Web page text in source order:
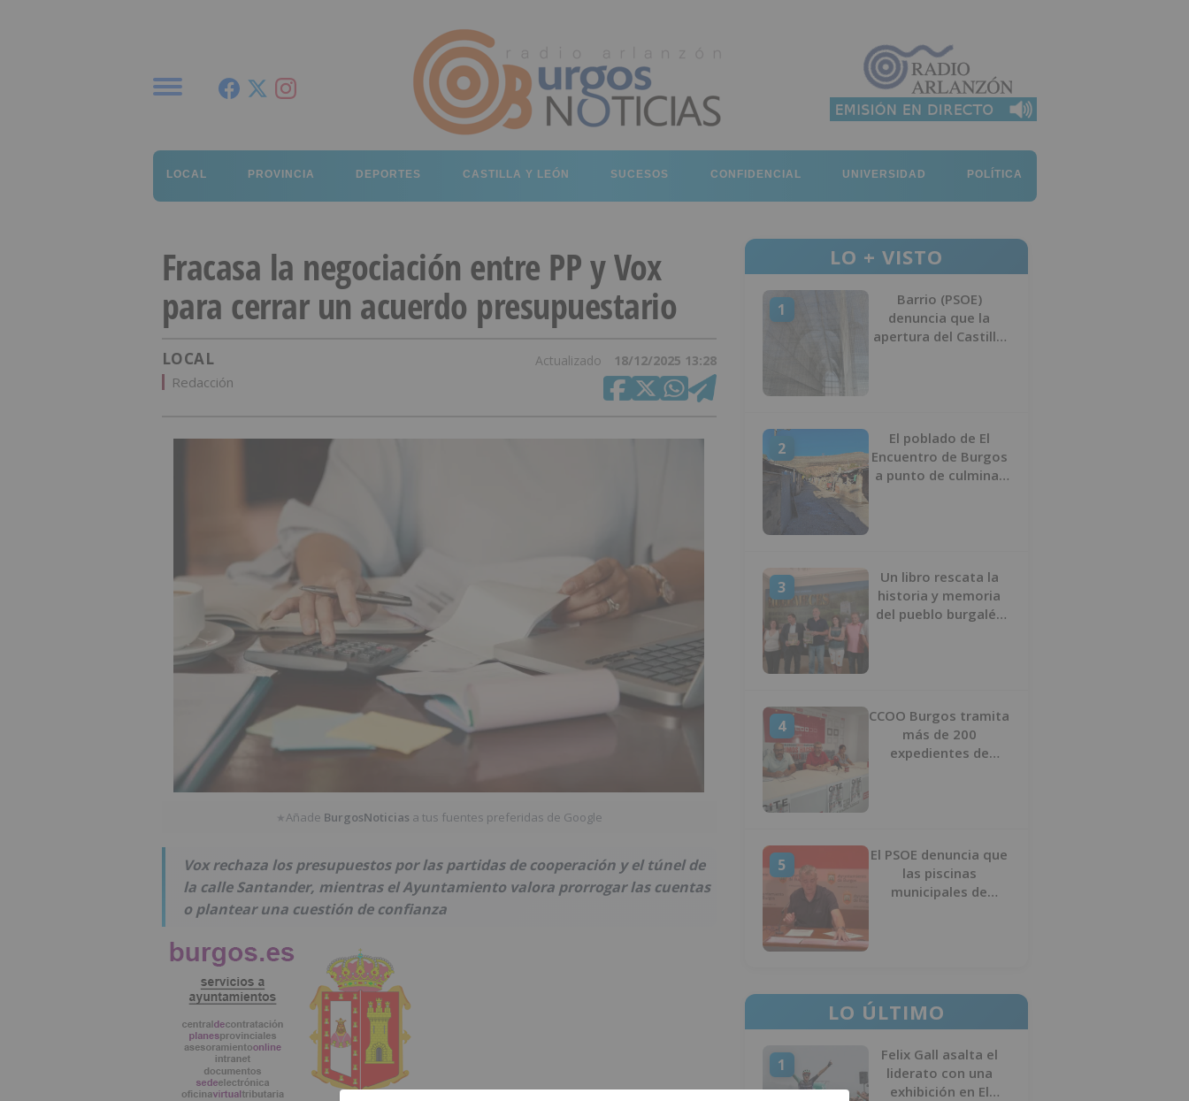
LOCAL PROVINCIA DEPORTES CASTILLA Y LEÓN SUCESOS CONFIDENCIAL UNIVERSIDAD POLÍTICA
Fracasa la negociación entre PP y Vox
para cerrar un acuerdo presupuestario
LOCAL Actualizado 18/12/2025 13:28
Redacción
★Añade BurgosNoticias a tus fuentes preferidas de Google
Vox rechaza los presupuestos por las partidas de cooperación y el túnel de
la calle Santander, mientras el Ayuntamiento valora prorrogar las cuentas
o plantear una cuestión de confianza
LO + VISTO
1
Barrio (PSOE)
denuncia que la
apertura del Castillo
2
El poblado de El
Encuentro de Burgos
a punto de culminar
3
Un libro rescata la
historia y memoria
del pueblo burgalés
4
CCOO Burgos tramita
más de 200
expedientes de
5
El PSOE denuncia que
las piscinas
municipales de
LO ÚLTIMO
1
Felix Gall asalta el
liderato con una
exhibición en El